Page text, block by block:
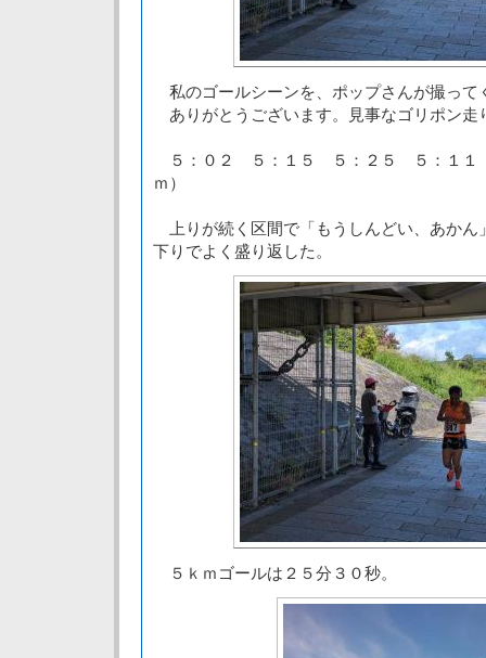
私のゴールシーンを、ポップさんが撮って
ありがとうございます。見事なゴリポン走
５：０２ ５：１５ ５：２５ ５：１１
ｍ）
上りが続く区間で「もうしんどい、あかん
下りでよく盛り返した。
５ｋｍゴールは２５分３０秒。